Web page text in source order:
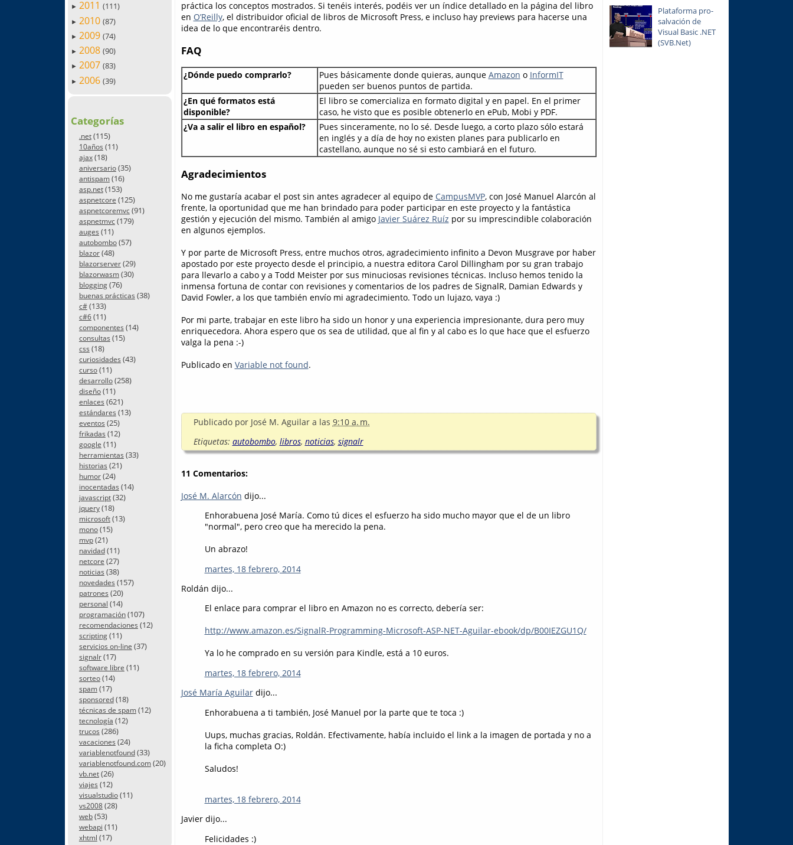
► 2011 (111)
► 2010 (87)
► 2009 (74)
► 2008 (90)
► 2007 (83)
► 2006 (39)
Categorías
.net(115)
10años (11)
ajax(18)
aniversario(35)
antispam(16)
asp.net(153)
aspnetcore (125)
aspnetcoremvc(91)
aspnetmvc(179)
auges (11)
autobombo(57)
blazor(48)
blazorserver(29)
blazorwasm(30)
blogging(76)
buenas prácticas (38)
c#(133)
c#6(11)
componentes (14)
consultas (15)
css (18)
curiosidades (43)
curso(11)
desarrollo(258)
diseño(11)
enlaces (621)
estándares (13)
eventos (25)
frikadas (12)
google (11)
herramientas (33)
historias (21)
humor(24)
inocentadas (14)
javascript(32)
jquery(18)
microsoft(13)
mono(15)
mvp(21)
navidad(11)
netcore (27)
noticias (38)
novedades (157)
patrones (20)
personal (14)
programación(107)
recomendaciones (12)
scripting(11)
servicios on-line (37)
signalr(17)
software libre (11)
sorteo(14)
spam(17)
sponsored(18)
técnicas de spam(12)
tecnología (12)
trucos (286)
vacaciones (24)
variablenotfound(33)
variablenotfound.com(20)
vb.net(26)
viajes (12)
visualstudio(11)
vs2008(28)
web(53)
webapi (11)
xhtml (17)
práctica los conceptos mostrados. Si tenéis interés, podéis ver un índice detallado en la página del libro
en O’Reilly, el distribuidor oficial de libros de Microsoft Press, e incluso hay previews para hacerse una
idea de lo que encontraréis dentro.
FAQ
¿Dónde puedo comprarlo? Pues básicamente donde quieras, aunque Amazon o InformIT
pueden ser buenos puntos de partida.
¿En qué formatos está
disponible?
El libro se comercializa en formato digital y en papel. En el primer
caso, he visto que es posible obtenerlo en ePub, Mobi y PDF.
¿Va a salir el libro en español?
Pues sinceramente, no lo sé. Desde luego, a corto plazo sólo estará
en inglés y a día de hoy no existen planes para publicarlo en
castellano, aunque no sé si esto cambiará en el futuro.
Agradecimientos
No me gustaría acabar el post sin antes agradecer al equipo de CampusMVP, con José Manuel Alarcón al
frente, la oportunidad que me han brindado para poder participar en este proyecto y la fantástica
gestión y ejecución del mismo. También al amigo Javier Suárez Ruíz por su imprescindible colaboración
en algunos ejemplos.
Y por parte de Microsoft Press, entre muchos otros, agradecimiento infinito a Devon Musgrave por haber
apostado por este proyecto desde el principio, a nuestra editora Carol Dillingham por su gran trabajo
para llevarlo a cabo y a Todd Meister por sus minuciosas revisiones técnicas. Incluso hemos tenido la
inmensa fortuna de contar con revisiones y comentarios de los padres de SignalR, Damian Edwards y
David Fowler, a los que también envío mi agradecimiento. Todo un lujazo, vaya :)
Por mi parte, trabajar en este libro ha sido un honor y una experiencia impresionante, dura pero muy
enriquecedora. Ahora espero que os sea de utilidad, que al fin y al cabo es lo que hace que el esfuerzo
valga la pena :-)
Publicado en Variable not found.
Publicado por José M. Aguilar a las 9:10 a. m.
Etiquetas: autobombo, libros, noticias, signalr
11 Comentarios:
José M. Alarcón dijo...
Enhorabuena José María. Como tú dices el esfuerzo ha sido mucho mayor que el de un libro
"normal", pero creo que ha merecido la pena.
Un abrazo!
martes, 18 febrero, 2014
Roldán dijo...
El enlace para comprar el libro en Amazon no es correcto, debería ser:
http://www.amazon.es/SignalR-Programming-Microsoft-ASP-NET-Aguilar-ebook/dp/B00IEZGU1Q/
Ya lo he comprado en su versión para Kindle, está a 10 euros.
martes, 18 febrero, 2014
José María Aguilardijo...
Enhorabuena a ti también, José Manuel por la parte que te toca :)
Uups, muchas gracias, Roldán. Efectivamente, había incluido el link a la imagen de portada y no a
la ficha completa O:)
Saludos!
martes, 18 febrero, 2014
Javier dijo...
Felicidades :)
Plataforma pro-
salvación de
Visual Basic .NET
(SVB.Net)